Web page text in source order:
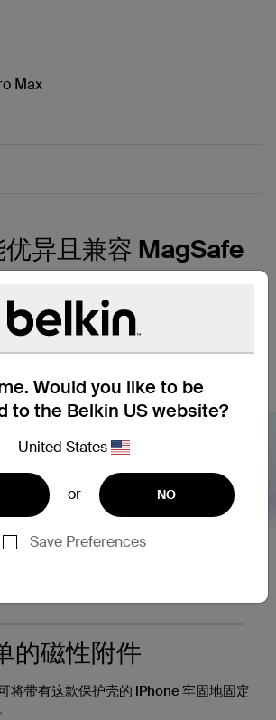
Would you like to be
to the Belkin US website?
United States
or NO
Save Preferences
Max
异且兼容 MagSafe
体验，不受观看环境限制。采用抗紫外线材
色及老化等问题。将 iPhone 正面朝下放置
边缘可有效防止手机相机与萤幕被刮花，而
的磁性附件
将带有这款保护壳的 iPhone 牢固地固定